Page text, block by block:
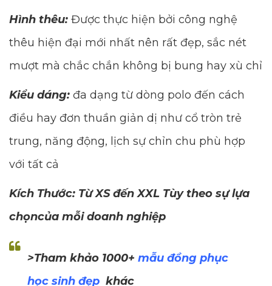
Hình thêu: Được thực hiện bởi công nghệ
thêu hiện đại mới nhất nên rất đẹp, sắc nét
mượt mà chắc chắn không bị bung hay xù chỉ
Kiểu dáng: đa dạng từ dòng polo đến cách
điều hay đơn thuần giản dị như cổ tròn trẻ
trung, năng động, lịch sự chỉn chu phù hợp
với tất cả
Kích Thước: Từ XS đến XXL Tùy theo sự lựa
chọncủa mỗi doanh nghiệp
>Tham khảo 1000+ mẫu đồng phục
học sinh đẹp khác